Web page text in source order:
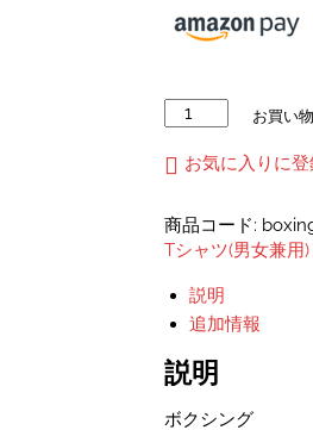
ク
シ
ユ
ニ
ク
ス
ス
ウ
お買い
お気に入りに
商品コード:
Tシャツ(男女兼用)
説明
追加情報
説明
ボクシング